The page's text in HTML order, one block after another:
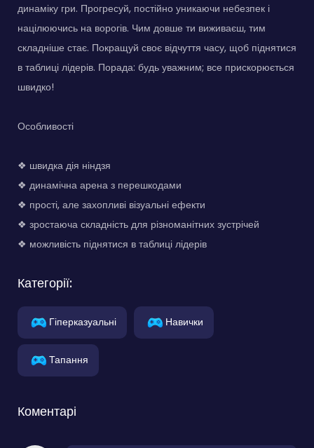
динаміку гри. Прогресуй, постійно уникаючи небезпек і
націлюючись на ворогів. Чим довше ти виживаєш, тим
складніше стає. Покращуй своє відчуття часу, щоб піднятися
в таблиці лідерів. Порада: будь уважним; все прискорюється
швидко!
Особливості
❖ швидка дія ніндзя
❖ динамічна арена з перешкодами
❖ прості, але захопливі візуальні ефекти
❖ зростаюча складність для різноманітних зустрічей
❖ можливість піднятися в таблиці лідерів
Категорії:
Гіперказуальні Навички
Тапання
Коментарі